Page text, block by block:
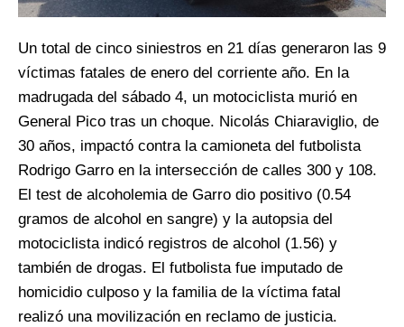
Un total de cinco siniestros en 21 días generaron las 9
víctimas fatales de enero del corriente año. En la
madrugada del sábado 4, un motociclista murió en
General Pico tras un choque. Nicolás Chiaraviglio, de
30 años, impactó contra la camioneta del futbolista
Rodrigo Garro en la intersección de calles 300 y 108.
El test de alcoholemia de Garro dio positivo (0.54
gramos de alcohol en sangre) y la autopsia del
motociclista indicó registros de alcohol (1.56) y
también de drogas. El futbolista fue imputado de
homicidio culposo y la familia de la víctima fatal
realizó una movilización en reclamo de justicia.